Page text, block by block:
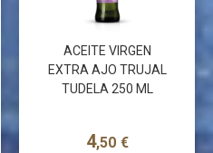
ACEITE VIRGEN
EXTRA AJO TRUJAL
TUDELA 250 ML
4,50 €